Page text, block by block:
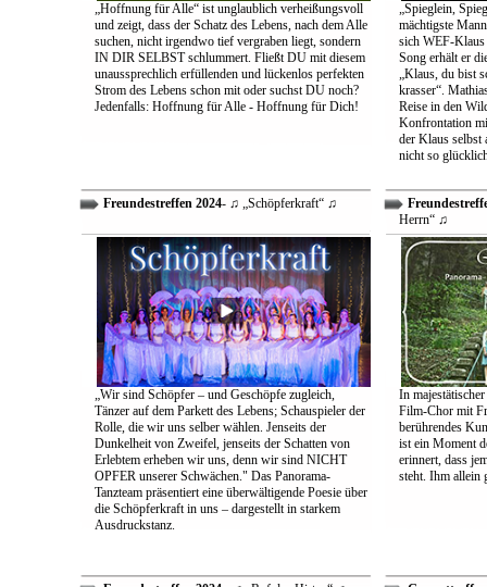
„Hoffnung für Alle“ ist unglaublich verheißungsvoll
und zeigt, dass der Schatz des Lebens, nach dem Alle
suchen, nicht irgendwo tief vergraben liegt, sondern
IN DIR SELBST schlummert. Fließt DU mit diesem
unaussprechlich erfüllenden und lückenlos perfekten
Strom des Lebens schon mit oder suchst DU noch?
Jedenfalls: Hoffnung für Alle - Hoffnung für Dich!
„Spieglein,
mächtigste
sich WEF-Klaus
Song erhält er
„Klaus, du bist
krasser“.
Reise in den
Konfrontation
der Klaus
nicht so
Freundestreffen 2024- ♫ „Schöpferkraft“ ♫
„Wir sind Schöpfer – und Geschöpfe zugleich,
Tänzer auf dem Parkett des Lebens; Schauspieler der
Rolle, die wir uns selber wählen. Jenseits der
Dunkelheit von Zweifel, jenseits der Schatten von
Erlebtem erheben wir uns, denn wir sind NICHT
OPFER unserer Schwächen." Das Panorama-
Tanzteam präsentiert eine überwältigende Poesie über
die Schöpferkraft in uns – dargestellt in starkem
Ausdruckstanz.
Herrn“ ♫
In
Film-Chor mit
berührendes
ist ein Moment
erinnert, dass
steht. Ihm allein